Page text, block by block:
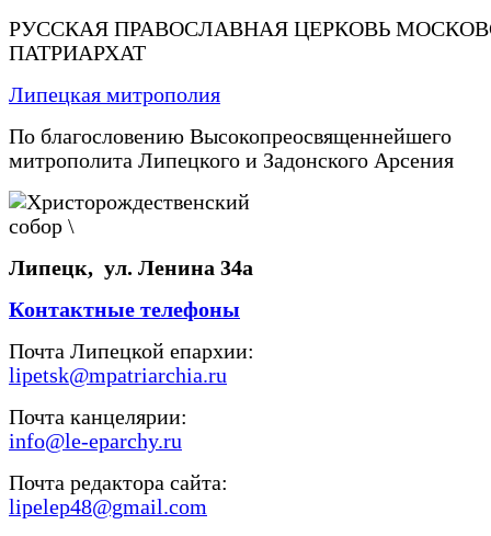
РУССКАЯ ПРАВОСЛАВНАЯ ЦЕРКОВЬ
ПАТРИАРХАТ
Липецкая митрополия
По благословению Высокопреосвященнейшего
митрополита Липецкого и Задонского Арсения
Липецк, ул. Ленина 34а
Контактные телефоны
Почта Липецкой епархии:
lipetsk@mpatriarchia.ru
Почта канцелярии:
info@le-eparchy.ru
Почта редактора сайта:
lipelep48@gmail.com